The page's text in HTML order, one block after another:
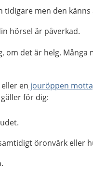
tidigare men den
hörsel är påverkad.
om det är helg.
en jouröppen
för dig:
öronvärk eller